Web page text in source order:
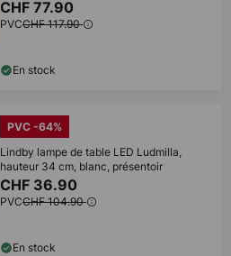
CHF 77.90
PVCCHF 117.90
En stock
PVC -64%
Lindby lampe de table LED Ludmilla,
hauteur 34 cm, blanc, présentoir
CHF 36.90
PVCCHF 104.90
En stock